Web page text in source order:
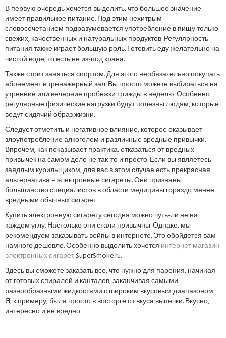
В первую очередь хочется выделить, что большое значение
имеет правильное питание. Под этим нехитрым
словосочетанием подразумевается употребление в пищу только
свежих, качественных и натуральных продуктов. Регулярность
питания также играет большую роль. Готовить еду желательно на
чистой воде, то есть не из-под крана.
Также стоит заняться спортом. Для этого необязательно покупать
абонемент в тренажерный зал. Вы просто можете выбираться на
утренние или вечерние пробежки трижды в неделю. Особенно
регулярные физические нагрузки будут полезны людям, которые
ведут сидячий образ жизни.
Следует отметить и негативное влияние, которое оказывает
злоупотребление алкоголем и различные вредные привычки.
Впрочем, как показывает практика, отказаться от вредных
привычек на самом деле не так-то и просто. Если вы являетесь
заядлым курильщиком, для вас в этом случае есть прекрасная
альтернатива – электронные сигареты. Они признаны
большинство специалистов в области медицины гораздо менее
вредными обычных сигарет.
Купить электронную сигарету сегодня можно чуть-ли не на
каждом углу. Настолько они стали привычны. Однако, мы
рекомендуем заказывать вейпы в интернете. Это обойдется вам
намного дешевле. Особенно выделить хочется интернет магазин
электронных сигаретSuperSmoke.ru.
Здесь вы сможете заказать все, что нужно для парения, начиная
от готовых спиралей и канталов, заканчивая самыми
разнообразными жидкостями с широким вкусовым диапазоном.
Я, к примеру, была просто в восторге от вкуса выпечки. Вкусно,
интересно и не вредно.